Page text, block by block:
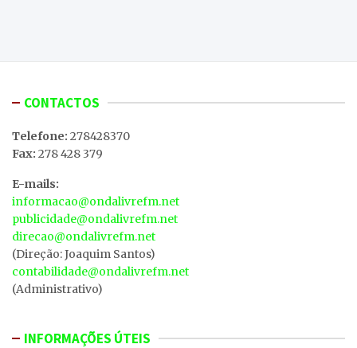
CONTACTOS
Telefone: 278428370
Fax: 278 428 379
E-mails:
informacao@ondalivrefm.net
publicidade@ondalivrefm.net
direcao@ondalivrefm.net
(Direção: Joaquim Santos)
contabilidade@ondalivrefm.net
(Administrativo)
INFORMAÇÕES ÚTEIS